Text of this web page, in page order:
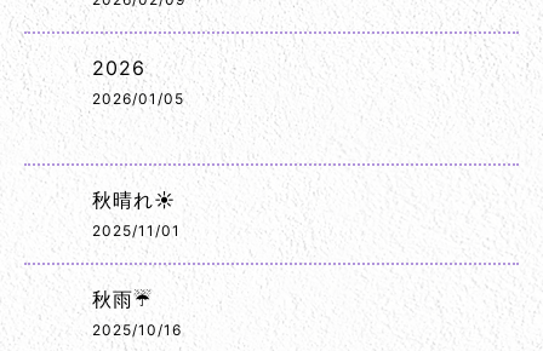
2026
2026/01/05
秋晴れ☀️
2025/11/01
秋雨☔
2025/10/16